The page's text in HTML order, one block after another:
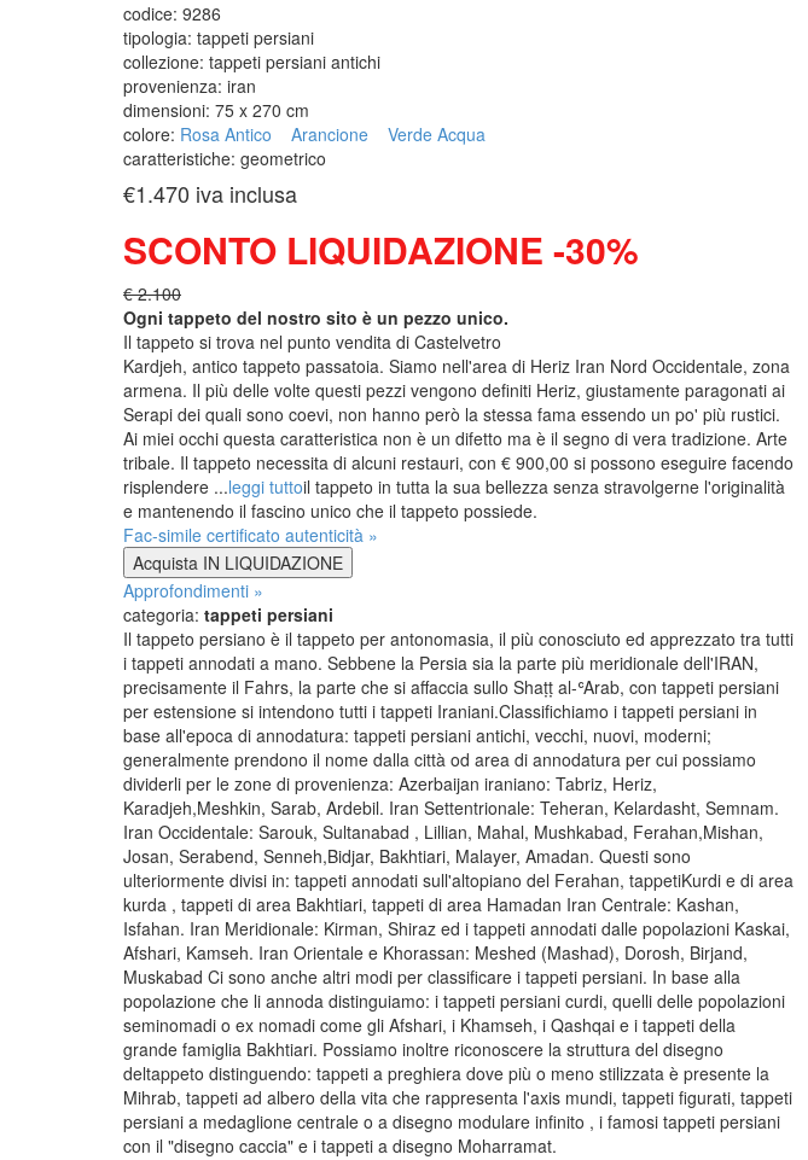
codice: 9286
tipologia: tappeti persiani
collezione: tappeti persiani antichi
provenienza: iran
dimensioni: 75 x 270 cm
colore: Rosa Antico Arancione
Verde Acqua
caratteristiche: geometrico
€1.470 iva inclusa
SCONTO LIQUIDAZIONE -30%
€ 2.100
Ogni tappeto del nostro sito è un pezzo unico.
Il tappeto si trova nel punto vendita di Castelvetro
Kardjeh, antico tappeto passatoia. Siamo nell'area di Heriz Iran Nord Occidentale, zona
armena. Il più delle volte questi pezzi vengono definiti Heriz, giustamente paragonati ai
Serapi dei quali sono coevi, non hanno però la stessa fama essendo un po' più rustici.
Ai miei occhi questa caratteristica non è un difetto ma è il segno di vera tradizione. Arte
tribale. Il tappeto necessita di alcuni restauri, con € 900,00 si possono eseguire facendo
risplendere ...leggi tuttoil tappeto in tutta la sua bellezza senza stravolgerne l'originalità
e mantenendo il fascino unico che il tappeto possiede.
Fac-simile certificato autenticità »
Acquista IN LIQUIDAZIONE
Approfondimenti »
categoria: tappeti persiani
Il tappeto persiano è il tappeto per antonomasia, il più conosciuto ed apprezzato tra tutti
i tappeti annodati a mano. Sebbene la Persia sia la parte più meridionale dell'IRAN,
precisamente il Fahrs, la parte che si affaccia sullo Shaṭṭ al-ʿArab, con tappeti persiani
per estensione si intendono tutti i tappeti Iraniani.Classifichiamo i tappeti persiani in
base all'epoca di annodatura: tappeti persiani antichi, vecchi, nuovi, moderni;
generalmente prendono il nome dalla città od area di annodatura per cui possiamo
dividerli per le zone di provenienza: Azerbaijan iraniano: Tabriz, Heriz,
Karadjeh,Meshkin, Sarab, Ardebil. Iran Settentrionale: Teheran, Kelardasht, Semnam.
Iran Occidentale: Sarouk, Sultanabad , Lillian, Mahal, Mushkabad, Ferahan,Mishan,
Josan, Serabend, Senneh,Bidjar, Bakhtiari, Malayer, Amadan. Questi sono
ulteriormente divisi in: tappeti annodati sull'altopiano del Ferahan, tappetiKurdi e di area
kurda , tappeti di area Bakhtiari, tappeti di area Hamadan Iran Centrale: Kashan,
Isfahan. Iran Meridionale: Kirman, Shiraz ed i tappeti annodati dalle popolazioni Kaskai,
Afshari, Kamseh. Iran Orientale e Khorassan: Meshed (Mashad), Dorosh, Birjand,
Muskabad Ci sono anche altri modi per classificare i tappeti persiani. In base alla
popolazione che li annoda distinguiamo: i tappeti persiani curdi, quelli delle popolazioni
seminomadi o ex nomadi come gli Afshari, i Khamseh, i Qashqai e i tappeti della
grande famiglia Bakhtiari. Possiamo inoltre riconoscere la struttura del disegno
deltappeto distinguendo: tappeti a preghiera dove più o meno stilizzata è presente la
Mihrab, tappeti ad albero della vita che rappresenta l'axis mundi, tappeti figurati, tappeti
persiani a medaglione centrale o a disegno modulare infinito , i famosi tappeti persiani
con il "disegno caccia" e i tappeti a disegno Moharramat.